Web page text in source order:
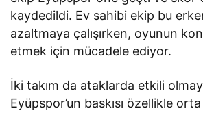
kaydedildi. Ev sahibi ekip bu
azaltmaya çalışırken, oyunun
etmek için mücadele ediyor.
İki takım da ataklarda etkili
Eyüpspor’un baskısı özellikle